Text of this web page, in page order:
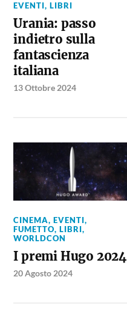
EVENTI,LIBRI
Urania: passo
indietro sulla
fantascienza
italiana
13 Ottobre 2024
CINEMA,EVENTI,
FUMETTO,LIBRI,
WORLDCON
I premi Hugo 2024
20 Agosto 2024